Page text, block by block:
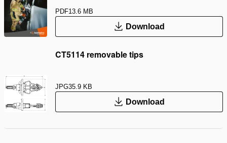
PDF13.6 MB
Download
CT5114 removable tips
JPG35.9 KB
Download